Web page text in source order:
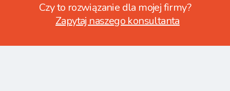
Czy to rozwiązanie dla mojej firmy?
Zapytaj naszego konsultanta